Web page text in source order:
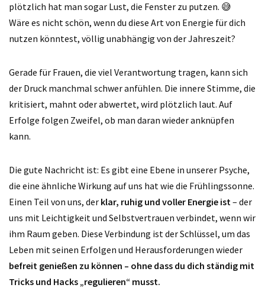
plötzlich hat man sogar Lust, die Fenster zu putzen. 😅
Wäre es nicht schön, wenn du diese Art von Energie für dich
nutzen könntest, völlig unabhängig von der Jahreszeit?
Gerade für Frauen, die viel Verantwortung tragen, kann sich
der Druck manchmal schwer anfühlen. Die innere Stimme, die
kritisiert, mahnt oder abwertet, wird plötzlich laut. Auf
Erfolge folgen Zweifel, ob man daran wieder anknüpfen
kann.
Die gute Nachricht ist: Es gibt eine Ebene in unserer Psyche,
die eine ähnliche Wirkung auf uns hat wie die Frühlingssonne.
Einen Teil von uns, der klar, ruhig und voller Energie ist– der
uns mit Leichtigkeit und Selbstvertrauen verbindet, wenn wir
ihm Raum geben. Diese Verbindung ist der Schlüssel, um das
Leben mit seinen Erfolgen und Herausforderungen wieder
befreit genießen zu können – ohne dass du dich ständig mit
Tricks und Hacks „regulieren“ musst.